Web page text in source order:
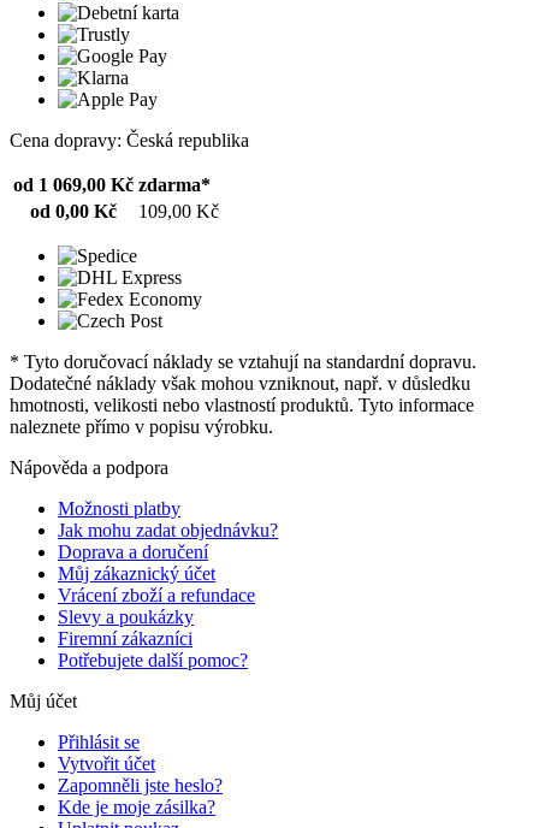
Cena dopravy: Česká republika
od 1 069,00 Kč zdarma*
od 0,00 Kč
109,00 Kč
* Tyto doručovací náklady se vztahují na standardní dopravu.
Dodatečné náklady však mohou vzniknout, např. v důsledku
hmotnosti, velikosti nebo vlastností produktů. Tyto informace
naleznete přímo v popisu výrobku.
Nápověda a podpora
Možnosti platby
Jak mohu zadat objednávku?
Doprava a doručení
Můj zákaznický účet
Vrácení zboží a refundace
Slevy a poukázky
Firemní zákazníci
Potřebujete další pomoc?
Můj účet
Přihlásit se
Vytvořit účet
Zapomněli jste heslo?
Kde je moje zásilka?